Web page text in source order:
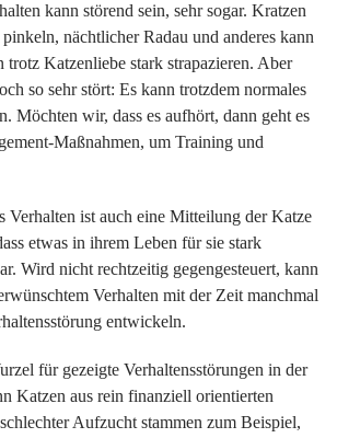
kann störend sein, sehr sogar. Kratzen
nächtlicher Radau und anderes kann
trotz Katzenliebe stark strapazieren. Aber
so sehr stört: Es kann trotzdem normales
Möchten wir, dass es aufhört, dann geht es
Maßnahmen, um Training und
Verhalten ist auch eine Mitteilung der Katze
etwas in ihrem Leben für sie stark
Wird nicht rechtzeitig gegengesteuert, kann
Verhalten mit der Zeit manchmal
entwickeln.
für gezeigte Verhaltensstörungen in der
Katzen aus rein finanziell orientierten
Aufzucht stammen zum Beispiel,